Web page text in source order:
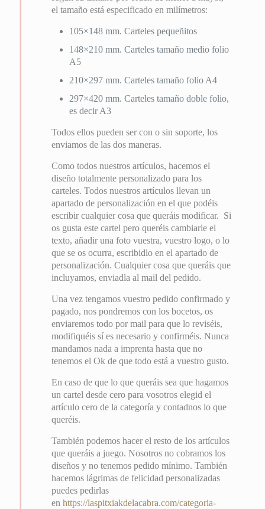
el tamaño está especificado en milímetros:
105×148 mm. Carteles pequeñitos
148×210 mm. Carteles tamaño medio folio
A5
210×297 mm. Carteles tamaño folio A4
297×420 mm. Carteles tamaño doble folio,
es decir A3
Todos ellos pueden ser con o sin soporte, los
enviamos de las dos maneras.
Como todos nuestros artículos, hacemos el
diseño totalmente personalizado para los
carteles. Todos nuestros artículos llevan un
apartado de personalización en el que podéis
escribir cualquier cosa que queráis modificar. Si
os gusta este cartel pero queréis cambiarle el
texto, añadir una foto vuestra, vuestro logo, o lo
que se os ocurra, escribidlo en el apartado de
personalización. Cualquier cosa que queráis que
incluyamos, enviadla al mail del pedido.
Una vez tengamos vuestro pedido confirmado y
pagado, nos pondremos con los bocetos, os
enviaremos todo por mail para que lo reviséis,
modifiquéis sí es necesario y confirméis. Nunca
mandamos nada a imprenta hasta que no
tenemos el Ok de que todo está a vuestro gusto.
En caso de que lo que queráis sea que hagamos
un cartel desde cero para vosotros elegid el
artículo cero de la categoría y contadnos lo que
queréis.
También podemos hacer el resto de los artículos
que queráis a juego. Nosotros no cobramos los
diseños y no tenemos pedido mínimo. También
hacemos lágrimas de felicidad personalizadas
puedes pedirlas
enhttps://laspitxiakdelacabra.com/categoria-